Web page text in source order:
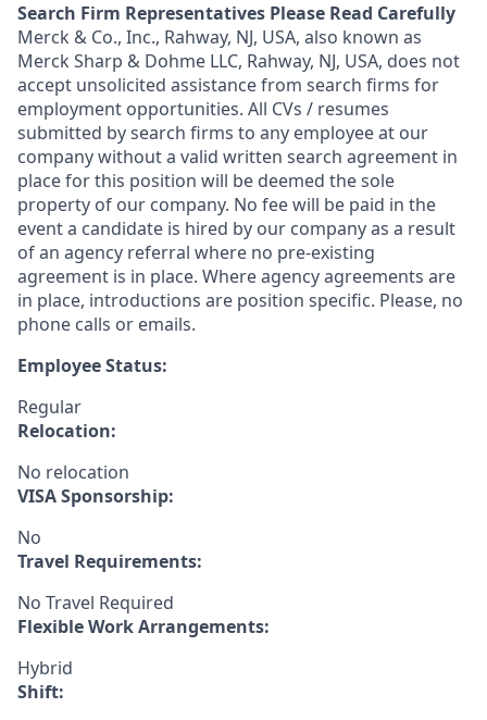
Search Firm Representatives Please Read Carefully
Merck & Co., Inc., Rahway, NJ, USA, also known as
Merck Sharp & Dohme LLC, Rahway, NJ, USA, does not
accept unsolicited assistance from search firms for
employment opportunities. All CVs / resumes
submitted by search firms to any employee at our
company without a valid written search agreement in
place for this position will be deemed the sole
property of our company. No fee will be paid in the
event a candidate is hired by our company as a result
of an agency referral where no pre-existing
agreement is in place. Where agency agreements are
in place, introductions are position specific. Please, no
phone calls or emails.
Employee Status:
Regular
Relocation:
No relocation
VISA Sponsorship:
No
Travel Requirements:
No Travel Required
Flexible Work Arrangements:
Hybrid
Shift: